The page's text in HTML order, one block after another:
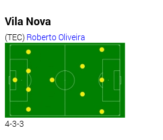
Vila Nova
(TEC) Roberto Oliveira
4-3-3